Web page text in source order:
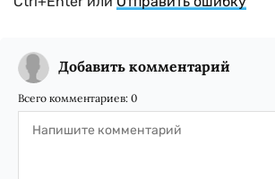
Добавить комментарий
Всего комментариев: 0